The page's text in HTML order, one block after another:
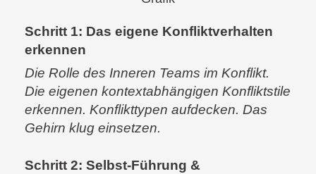
Schritt 1: Das eigene Konfliktverhalten
erkennen
Die Rolle des Inneren Teams im Konflikt.
Die eigenen kontextabhängigen Konfliktstile
erkennen. Konflikttypen aufdecken. Das
Gehirn klug einsetzen.
Schritt 2: Selbst-Führung &